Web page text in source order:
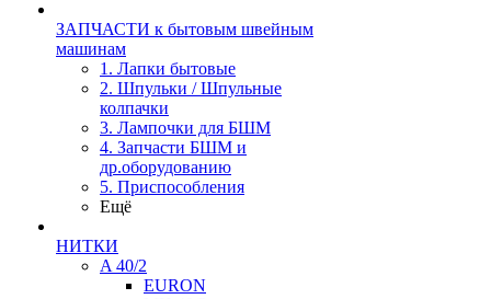
ЗАПЧАСТИ к бытовым швейным
машинам
1. Лапки бытовые
2. Шпульки / Шпульные
колпачки
3. Лампочки для БШМ
4. Запчасти БШМ и
др.оборудованию
5. Приспособления
Ещё
НИТКИ
A 40/2
EURON